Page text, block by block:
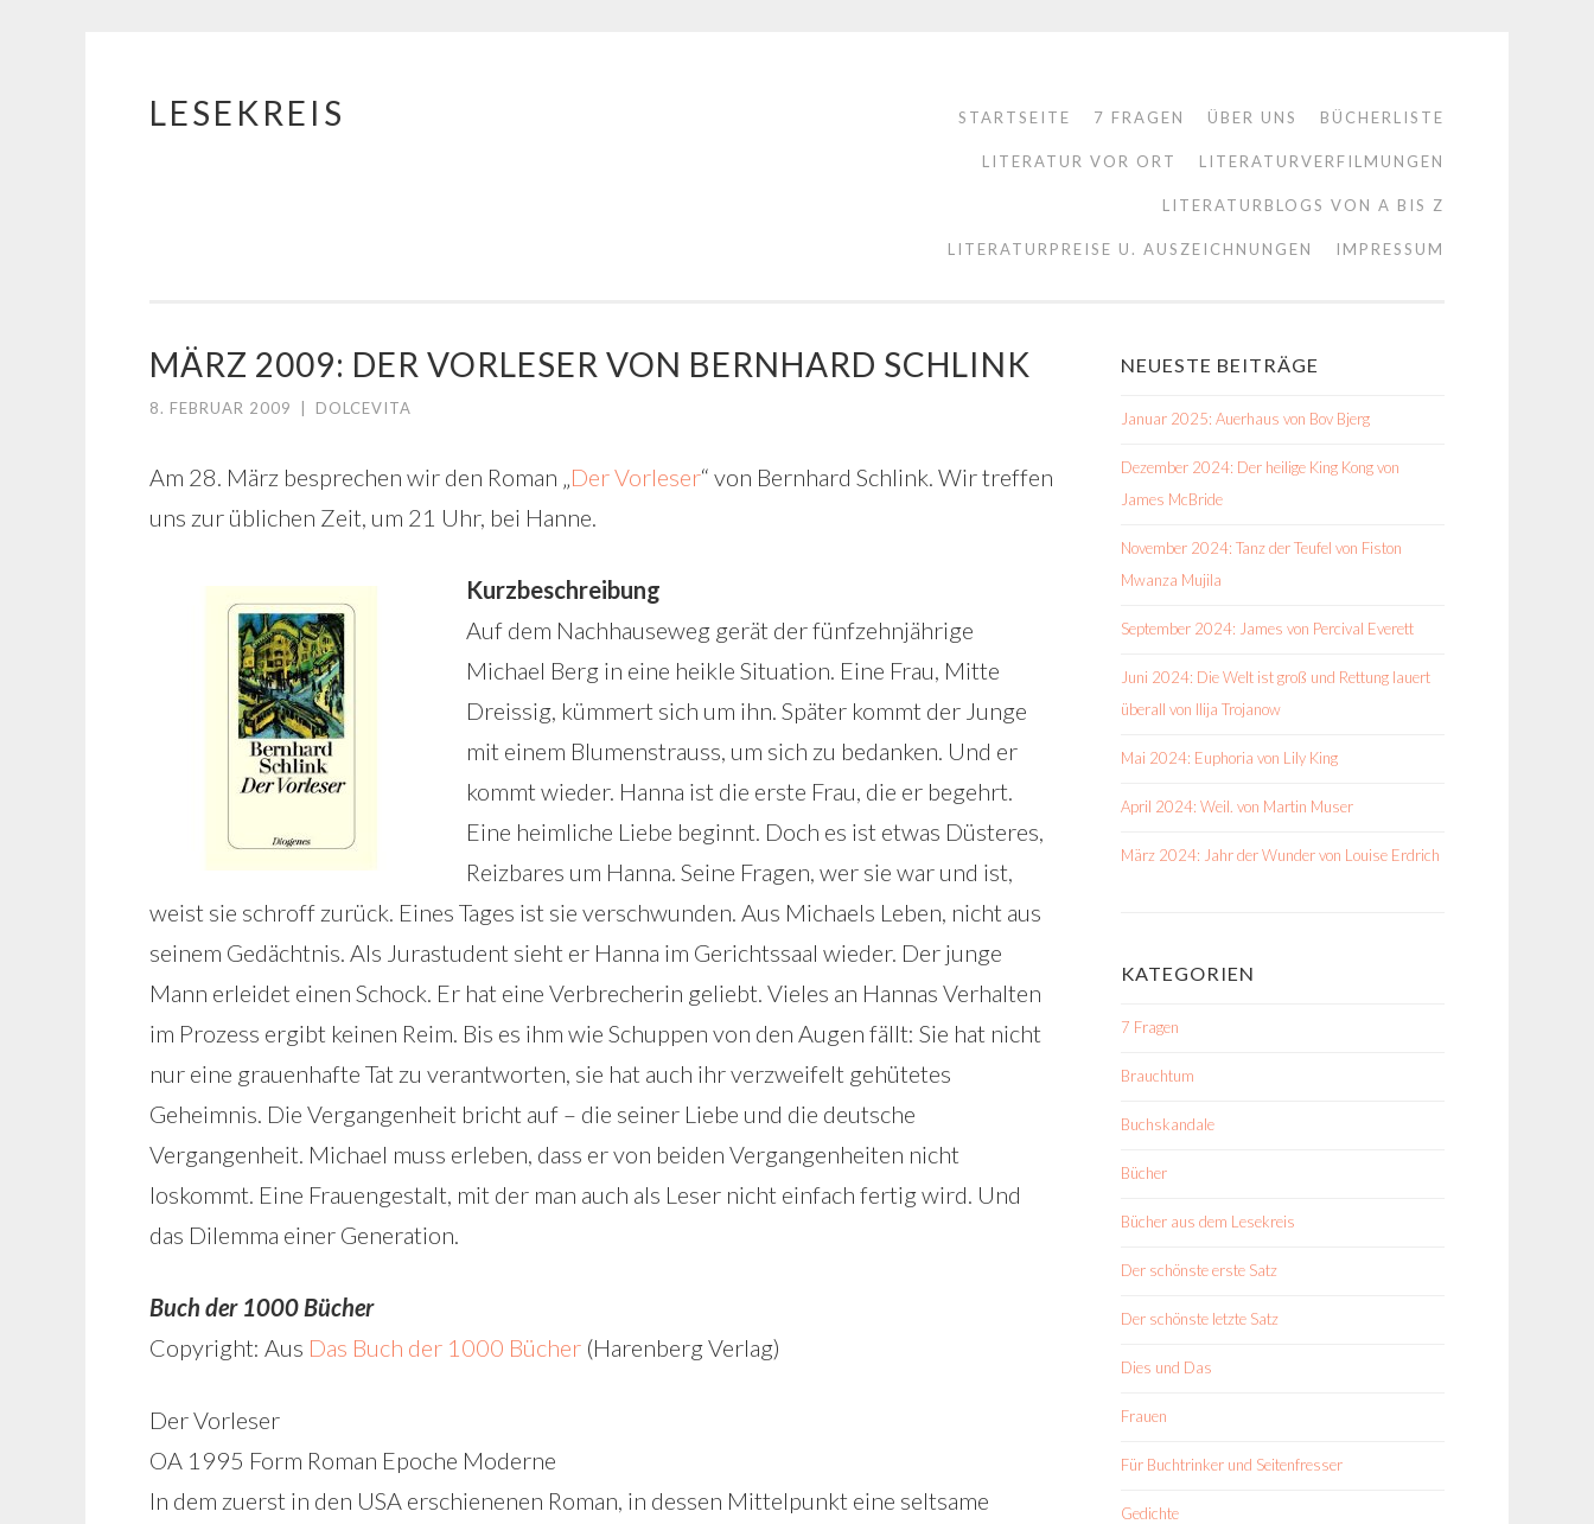
Springe
LESEKREIS STARTSEITE 7 FRAGEN ÜBER UNS BÜCHERLISTE
LITERATUR VOR ORT LITERATURVERFILMUNGEN
LITERATURBLOGS VON A BIS Z
LITERATURPREISE U. AUSZEICHNUNGEN IMPRESSUM
MÄRZ 2009: DER VORLESER VON BERNHARD SCHLINK
8. FEBRUAR 2009 DOLCEVITA
Am 28. März besprechen wir den Roman „Der Vorleser“ von Bernhard Schlink. Wir treffen
uns zur üblichen Zeit, um 21 Uhr, bei Hanne.
Kurzbeschreibung
Auf dem Nachhauseweg gerät der fünfzehnjährige
Michael Berg in eine heikle Situation. Eine Frau, Mitte
Dreissig, kümmert sich um ihn. Später kommt der Junge
mit einem Blumenstrauss, um sich zu bedanken. Und er
kommt wieder. Hanna ist die erste Frau, die er begehrt.
Eine heimliche Liebe beginnt. Doch es ist etwas Düsteres,
Reizbares um Hanna. Seine Fragen, wer sie war und ist,
weist sie schroff zurück. Eines Tages ist sie verschwunden. Aus Michaels Leben, nicht aus
seinem Gedächtnis. Als Jurastudent sieht er Hanna im Gerichtssaal wieder. Der junge
Mann erleidet einen Schock. Er hat eine Verbrecherin geliebt. Vieles an Hannas Verhalten
im Prozess ergibt keinen Reim. Bis es ihm wie Schuppen von den Augen fällt: Sie hat nicht
nur eine grauenhafte Tat zu verantworten, sie hat auch ihr verzweifelt gehütetes
Geheimnis. Die Vergangenheit bricht auf – die seiner Liebe und die deutsche
Vergangenheit. Michael muss erleben, dass er von beiden Vergangenheiten nicht
loskommt. Eine Frauengestalt, mit der man auch als Leser nicht einfach fertig wird. Und
das Dilemma einer Generation.
Buch der 1000 Bücher
Copyright: Aus Das Buch der 1000 Bücher (Harenberg Verlag)
Der Vorleser
OA 1995 Form Roman Epoche Moderne
In dem zuerst in den USA erschienenen Roman, in dessen Mittelpunkt eine seltsame
NEUESTE BEITRÄGE
Januar 2025: Auerhaus von Bov Bjerg
Dezember 2024: Der heilige King Kong von
James McBride
November 2024: Tanz der Teufel von Fiston
Mwanza Mujila
September 2024: James von Percival Everett
Juni 2024: Die Welt ist groß und Rettung lauert
überall von Ilija Trojanow
Mai 2024: Euphoria von Lily King
April 2024: Weil. von Martin Muser
März 2024: Jahr der Wunder von Louise Erdrich
KATEGORIEN
7 Fragen
Brauchtum
Buchskandale
Bücher
Bücher aus dem Lesekreis
Der schönste erste Satz
Der schönste letzte Satz
Dies und Das
Frauen
Für Buchtrinker und Seitenfresser
Gedichte